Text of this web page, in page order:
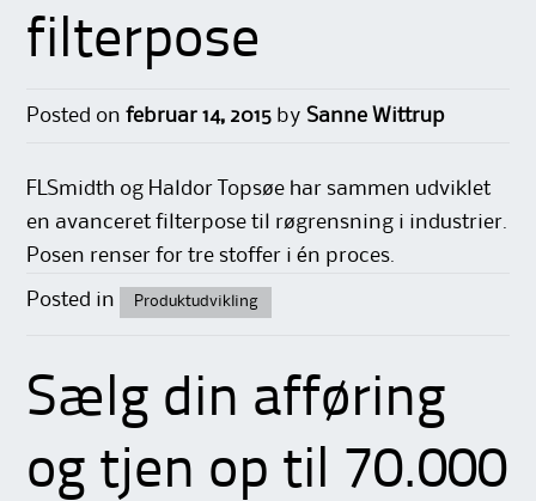
filterpose
Posted onfebruar 14, 2015 bySanne Wittrup
FLSmidth og Haldor Topsøe har sammen udviklet
en avanceret filterpose til røgrensning i industrier.
Posen renser for tre stoffer i én proces.
Posted in Produktudvikling
Sælg din afføring
og tjen op til 70.000